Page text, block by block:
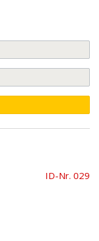
ID-Nr. 029